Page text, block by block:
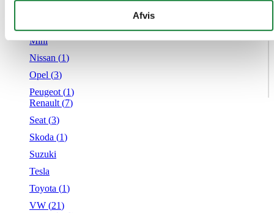
givet dem, eller som de har indsamlet fra din brug af deres
tjenester.
Afvis
Mini
Nissan (1)
Opel (3)
Peugeot (1)
Renault (7)
Seat (3)
Skoda (1)
Suzuki
Tesla
Toyota (1)
VW (21)